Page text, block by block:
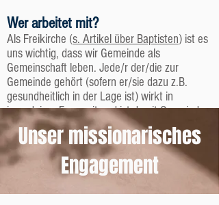
Wer arbeitet mit?
Als Freikirche (s. Artikel über Baptisten) ist es
uns wichtig, dass wir Gemeinde als
Gemeinschaft leben. Jede/r der/die zur
Gemeinde gehört (sofern er/sie dazu z.B.
gesundheitlich in der Lage ist) wirkt in
irgendeiner Form mit und ist damit Gemeinde-
Mitarbeiter – je nach Möglichkeiten,
Fähigkeiten und Interessen.
Wer darf was?
Unser missionarisches
Engagement